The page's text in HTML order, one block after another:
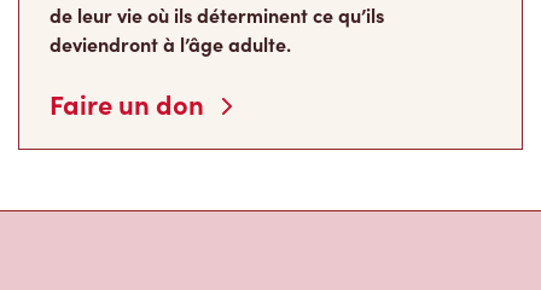
de leur vie où ils déterminent ce qu’ils
deviendront à l’âge adulte.
Faire un don